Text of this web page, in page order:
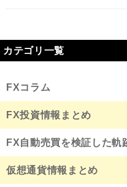
カテゴリ一覧
FXコラム
FX投資情報まとめ
FX自動売買を検証した軌
仮想通貨情報まとめ